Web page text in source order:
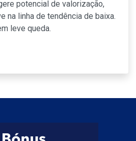
potencial de valorização,
na linha de tendência de baixa.
leve queda.